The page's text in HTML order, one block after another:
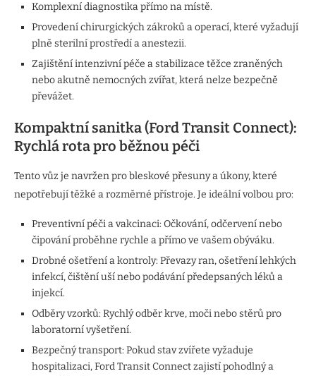
Komplexní diagnostika přímo na místě.
Provedení chirurgických zákroků a operací, které vyžadují
plně sterilní prostředí a anestezii.
Zajištění intenzivní péče a stabilizace těžce zraněných
nebo akutně nemocných zvířat, která nelze bezpečně
převážet.
Kompaktní sanitka (Ford Transit Connect):
Rychlá rota pro běžnou péči
Tento vůz je navržen pro bleskové přesuny a úkony, které
nepotřebují těžké a rozměrné přístroje. Je ideální volbou pro:
Preventivní péči a vakcinaci: Očkování, odčervení nebo
čipování proběhne rychle a přímo ve vašem obýváku.
Drobné ošetření a kontroly: Převazy ran, ošetření lehkých
infekcí, čištění uší nebo podávání předepsaných léků a
injekcí.
Odběry vzorků: Rychlý odběr krve, moči nebo stěrů pro
laboratorní vyšetření.
Bezpečný transport: Pokud stav zvířete vyžaduje
hospitalizaci, Ford Transit Connect zajistí pohodlný a